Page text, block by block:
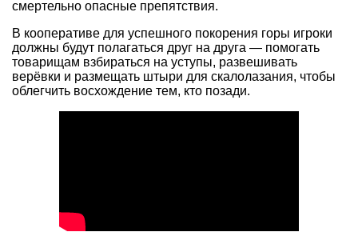
смертельно опасные препятствия.
В кооперативе для успешного покорения горы игроки
должны будут полагаться друг на друга — помогать
товарищам взбираться на уступы, развешивать
верёвки и размещать штыри для скалолазания, чтобы
облегчить восхождение тем, кто позади.